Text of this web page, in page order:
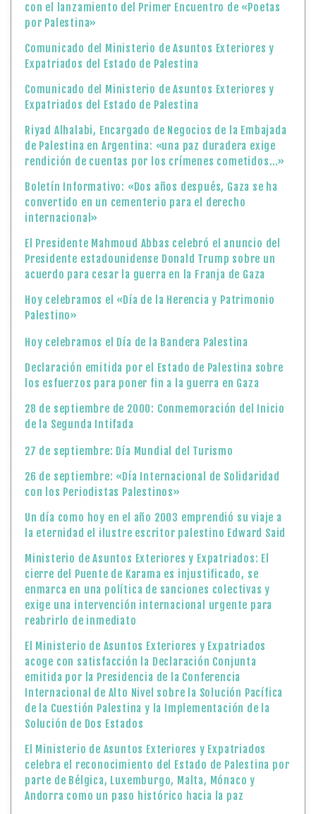
con el lanzamiento del Primer Encuentro de «Poetas
por Palestina»
Comunicado del Ministerio de Asuntos Exteriores y
Expatriados del Estado de Palestina
Comunicado del Ministerio de Asuntos Exteriores y
Expatriados del Estado de Palestina
Riyad Alhalabi, Encargado de Negocios de la Embajada
de Palestina en Argentina: «una paz duradera exige
rendición de cuentas por los crímenes cometidos…»
Boletín Informativo: «Dos años después, Gaza se ha
convertido en un cementerio para el derecho
internacional»
El Presidente Mahmoud Abbas celebró el anuncio del
Presidente estadounidense Donald Trump sobre un
acuerdo para cesar la guerra en la Franja de Gaza
Hoy celebramos el «Día de la Herencia y Patrimonio
Palestino»
Hoy celebramos el Día de la Bandera Palestina
Declaración emitida por el Estado de Palestina sobre
los esfuerzos para poner fin a la guerra en Gaza
28 de septiembre de 2000: Conmemoración del Inicio
de la Segunda Intifada
27 de septiembre: Día Mundial del Turismo
26 de septiembre: «Día Internacional de Solidaridad
con los Periodistas Palestinos»
Un día como hoy en el año 2003 emprendió su viaje a
la eternidad el ilustre escritor palestino Edward Said
Ministerio de Asuntos Exteriores y Expatriados: El
cierre del Puente de Karama es injustificado, se
enmarca en una política de sanciones colectivas y
exige una intervención internacional urgente para
reabrirlo de inmediato
El Ministerio de Asuntos Exteriores y Expatriados
acoge con satisfacción la Declaración Conjunta
emitida por la Presidencia de la Conferencia
Internacional de Alto Nivel sobre la Solución Pacífica
de la Cuestión Palestina y la Implementación de la
Solución de Dos Estados
El Ministerio de Asuntos Exteriores y Expatriados
celebra el reconocimiento del Estado de Palestina por
parte de Bélgica, Luxemburgo, Malta, Mónaco y
Andorra como un paso histórico hacia la paz